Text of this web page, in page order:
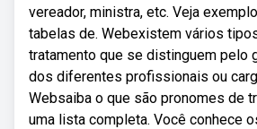
vereador, ministra, etc. Veja
tabelas de. Webexistem vários
tratamento que se distinguem pelo
dos diferentes profissionais ou
Websaiba o que são pronomes de
uma lista completa. Você conhece